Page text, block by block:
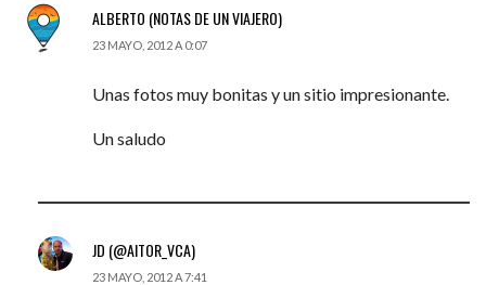
ALBERTO (NOTAS DE UN VIAJERO)
23 MAYO, 2012 A 0:07
Unas fotos muy bonitas y un sitio impresionante.
Un saludo
JD (@AITOR_VCA)
23 MAYO, 2012 A 7:41